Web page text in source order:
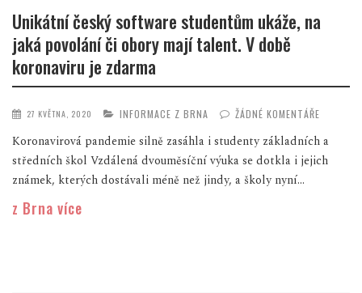
Unikátní český software studentům ukáže, na
jaká povolání či obory mají talent. V době
koronaviru je zdarma
27 KVĚTNA, 2020 INFORMACE Z BRNA ŽÁDNÉ KOMENTÁŘE
Koronavirová pandemie silně zasáhla i studenty základních a
středních škol Vzdálená dvouměsíční výuka se dotkla i jejich
známek, kterých dostávali méně než jindy, a školy nyní...
z Brna více